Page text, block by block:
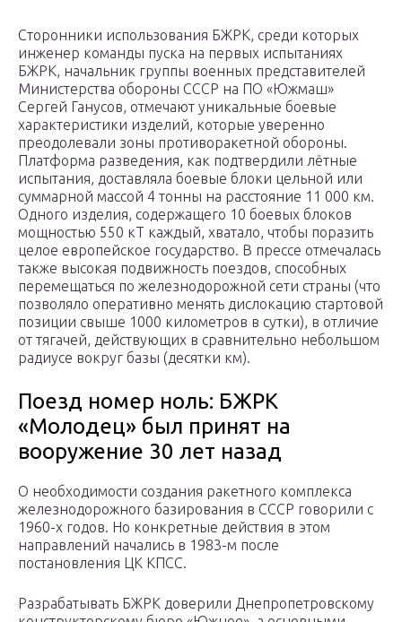
Сторонники использования БЖРК, среди которых
инженер команды пуска на первых испытаниях
БЖРК, начальник группы военных представителей
Министерства обороны СССР на ПО «Южмаш»
Сергей Ганусов, отмечают уникальные боевые
характеристики изделий, которые уверенно
преодолевали зоны противоракетной обороны.
Платформа разведения, как подтвердили лётные
испытания, доставляла боевые блоки цельной или
суммарной массой 4 тонны на расстояние 11 000 км.
Одного изделия, содержащего 10 боевых блоков
мощностью 550 кТ каждый, хватало, чтобы поразить
целое европейское государство. В прессе отмечалась
также высокая подвижность поездов, способных
перемещаться по железнодорожной сети страны (что
позволяло оперативно менять дислокацию стартовой
позиции свыше 1000 километров в сутки), в отличие
от тягачей, действующих в сравнительно небольшом
радиусе вокруг базы (десятки км).
Поезд номер ноль: БЖРК
«Молодец» был принят на
вооружение 30 лет назад
О необходимости создания ракетного комплекса
железнодорожного базирования в СССР говорили с
1960-х годов. Но конкретные действия в этом
направлений начались в 1983-м после
постановления ЦК КПСС.
Разрабатывать БЖРК доверили Днепропетровскому